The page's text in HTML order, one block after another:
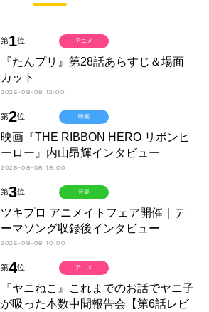
第1位
『たんプリ』第28話あらすじ＆場面
カット
2026-08-08 12:00
アニメ
第2位
映画『THE RIBBON HERO リボンヒ
ーロー』内山昂輝インタビュー
2026-08-08 18:00
映画
第3位
ツキプロ アニメイトフェア開催｜テ
ーマソング収録後インタビュー
2026-08-08 10:00
音楽
第4位
『ヤニねこ』これまでのお話でヤニ子
が吸った本数中間報告会【第6話レビ
アニメ